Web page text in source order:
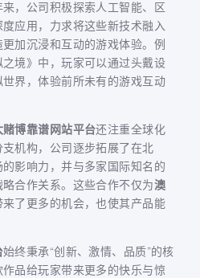
，公司积极探索人工智能、区
应用，力求将这些新技术融入
加沉浸和互动的游戏体验。例
境》中，玩家可以通过头戴设
界，体验前所未有的游戏互动
赌博靠谱网站平台还注重全球化
机构，公司逐步拓展了在北
影响力，并与多家国际知名的
合作关系。这些合作不仅为澳
来了更多的机会，也使其产品能
始终秉承“创新、激情、品质”的核
品给玩家带来更多的快乐与惊